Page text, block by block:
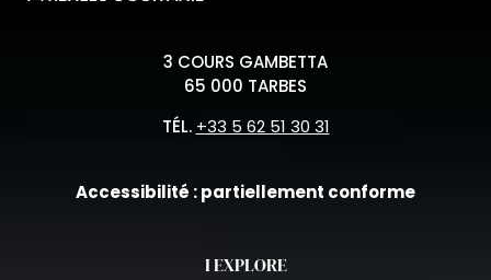
3 COURS GAMBETTA
65 000 TARBES
TÉL. +33 5 62 51 30 31
Accessibilité : partiellement conforme
I EXPLORE